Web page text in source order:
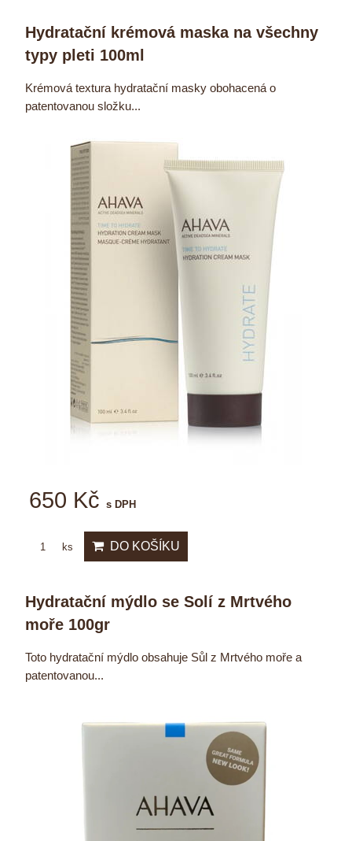
Hydratační krémová maska na všechny
typy pleti 100ml
Krémová textura hydratační masky obohacená o
patentovanou složku...
650 Kč s DPH
ks DO KOŠÍKU
Hydratační mýdlo se Solí z Mrtvého
moře 100gr
Toto hydratační mýdlo obsahuje Sůl z Mrtvého moře a
patentovanou...